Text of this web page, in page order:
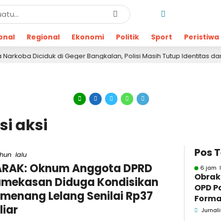
Regional Ekonomi Politik Sport Peristiwa
di Geger Bangkalan, Polisi Masih Tutup Identitas dan
aksi
lalu
Oknum Anggota DPRD
Diduga Kondisikan
Lelang Senilai Rp37
Pos
6 jam
OPD